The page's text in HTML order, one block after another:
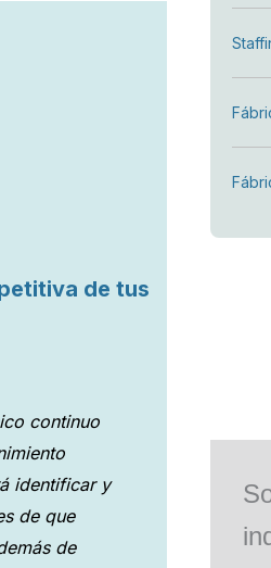
de tus
continuo
identificar y
de que
de